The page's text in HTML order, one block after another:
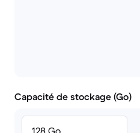
Capacité de stockage (Go)
128 Go